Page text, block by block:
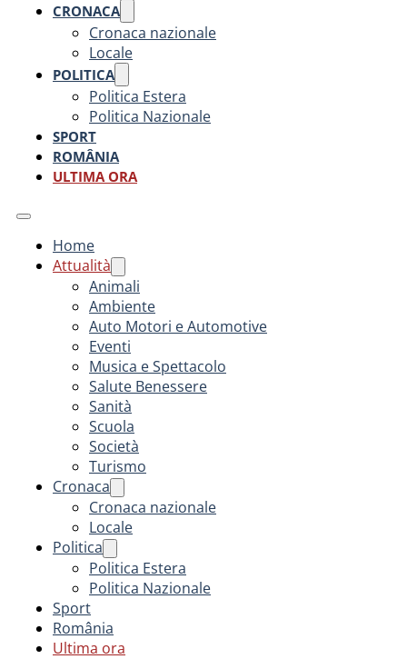
CRONACA
Cronaca nazionale
Locale
POLITICA
Politica Estera
Politica Nazionale
SPORT
ROMÂNIA
ULTIMA ORA
Home
Attualità
Animali
Ambiente
Auto Motori e Automotive
Eventi
Musica e Spettacolo
Salute Benessere
Sanità
Scuola
Società
Turismo
Cronaca
Cronaca nazionale
Locale
Politica
Politica Estera
Politica Nazionale
Sport
România
Ultima ora